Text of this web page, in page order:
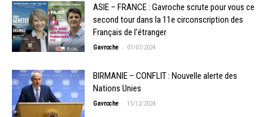
ASIE – FRANCE : Gavroche scrute pour vous ce
second tour dans la 11e circonscription des
Français de l’étranger
Gavroche - 07/07/2024
BIRMANIE – CONFLIT : Nouvelle alerte des
Nations Unies
Gavroche - 15/12/2024